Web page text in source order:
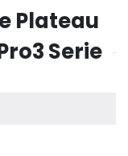
Plateau
Serie